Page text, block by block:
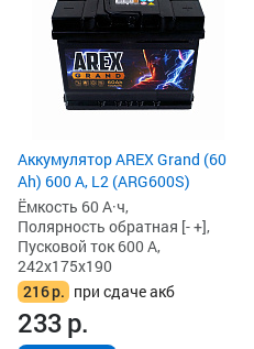
Аккумулятор AREX Grand (60
Ah) 600 А, L2 (ARG600S)
Ёмкость 60 А·ч,
Полярность обратная [- +],
Пусковой ток 600 А,
242x175x190
216р. при сдаче акб
233р.